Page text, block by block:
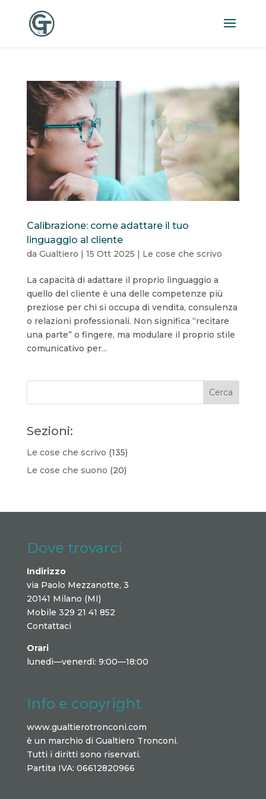
Calibrazione: come adattare il tuo
linguaggio al cliente
da Gualtiero | 15 Ott 2025 | Le cose che scrivo
La capacità di adattare il proprio linguaggio a
quello del cliente è una delle competenze più
preziose per chi si occupa di vendita, consulenza
o relazioni professionali. Non significa “recitare
una parte” o fingere, ma modulare il proprio stile
comunicativo per...
Sezioni:
Le cose che scrivo (135)
Le cose che suono (20)
Dove trovarci
Indirizzo
via Paolo Mezzanotte, 3
20141 Milano (MI)
Mobile 329 21 41 852
Contattaci
Orari
lunedì—venerdì: 9:00—18:00
Info e copyright
www.gualtierotronconi.com
è un marchio di Gualtiero Tronconi.
Tutti i diritti sono riservati.
Partita IVA: 06612820966